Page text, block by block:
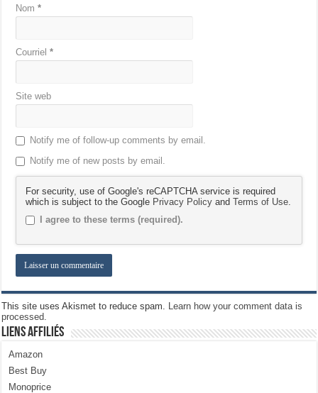
Nom*
Courriel*
Site web
Notify me of follow-up comments by email.
Notify me of new posts by email.
For security, use of Google's reCAPTCHA service is required
which is subject to the Google Privacy Policy andTerms of Use
I agree to these terms (required).
This site uses Akismet to reduce spam. Learn how your comment data is
processed.
Liens Affiliés
Amazon
Best Buy
Monoprice